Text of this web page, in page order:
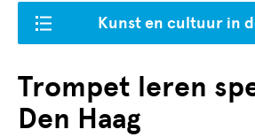
Kunst en cultuur in
Trompet leren
Den Haag